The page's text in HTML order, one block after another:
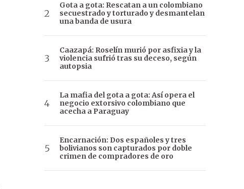
Gota a gota: Rescatan a un colombiano
secuestrado y torturado y desmantelan
una banda de usura
Caazapá: Roselín murió por asfixia y la
violencia sufrió tras su deceso, según
autopsia
La mafia del gota a gota: Así opera el
negocio extorsivo colombiano que
acecha a Paraguay
Encarnación: Dos españoles y tres
bolivianos son capturados por doble
crimen de compradores de oro